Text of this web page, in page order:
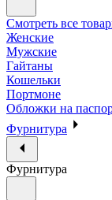
Смотреть все
Женские
Мужские
Гайтаны
Кошельки
Портмоне
Обложки на
Фурнитура
Фурнитура